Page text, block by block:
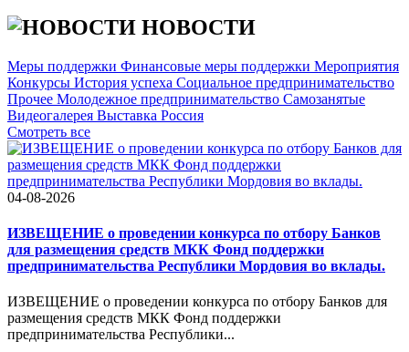
НОВОСТИ
Меры поддержки Финансовые меры поддержки Мероприятия
Конкурсы История успеха Социальное предпринимательство
Прочее Молодежное предпринимательство Самозанятые
Видеогалерея Выставка Россия
Cмотреть все
04-08-2026
ИЗВЕЩЕНИЕ о проведении конкурса по отбору Банков
для размещения средств МКК Фонд поддержки
предпринимательства Республики Мордовия во вклады.
ИЗВЕЩЕНИЕ о проведении конкурса по отбору Банков для
размещения средств МКК Фонд поддержки
предпринимательства Республики...